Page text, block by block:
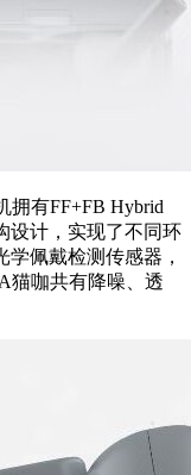
拥有FF+FB Hybrid
设计，实现了不同环
佩戴检测传感器，
猫咖共有降噪、透